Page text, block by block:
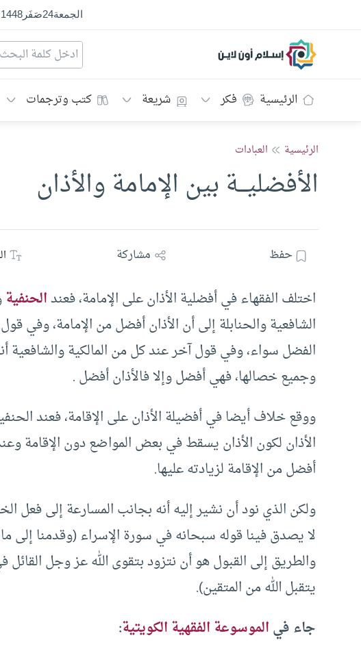
الجمعة24صَفَر1448 هـ
إسلام أون لاين
الرئيسية فكر شريعة كتب وترجمات
الرئيسية العبادات
الأفضليـــة بين الإمامة والأذان
حفظ مشاركة
اختلف الفقهاء في أفضلية الأذان على الإمامة، فعندالحنفية
الشافعية والحنابلة إلى أن الأذان أفضل من الإمامة، وفي
الفضل سواء، وفي قول آخر عند كل من المالكية والشافعية
وجميع خصالها، فهي أفضل وإلا فالأذان أفضل .
ووقع خلاف أيضا في أفضيلة الأذان على الإقامة، فعند
الأذان لكون الأذان يسقط في بعض المواضع دون الإقامة
أفضل من الإقامة لزيادته عليها.
ولكن الذي نود أن نشير إليه أنه بجانب المسارعة إلى فعل
لا يصدق فينا قوله سبحانه في سورة الإسراء (وقدمنا إلى
والطريق إلى القبول هو أن نتزود بتقوى الله عز وجل
يتقبل الله من المتقين).
جاء فيالموسوعة الفقهية الكويتية: